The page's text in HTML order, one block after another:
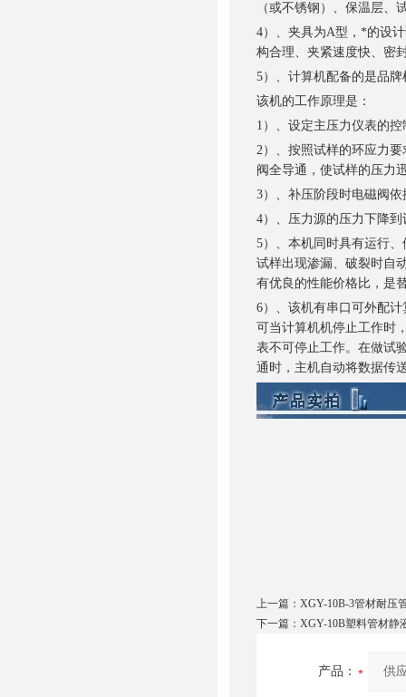
（或不锈钢）、保温层、
4）、夹具为A型，*的设
构合理、夹紧速度快、密
5）、计算机配备的是品
该机的工作原理是：
1）、设定主压力仪表的
2）、按照试样的环应力
阀全导通，使试样的压力
3）、补压阶段时电磁阀
4）、压力源的压力下降
5）、本机同时具有运行
试样出现渗漏、破裂时自
有优良的性能价格比，是
6）、该机有串口可外配
可当计算机机停止工作时
表不可停止工作。在做试
通时，主机自动将数据传
上一篇： XGY-10B-3管材耐压
下一篇： XGY-10B塑料管材静
产品：